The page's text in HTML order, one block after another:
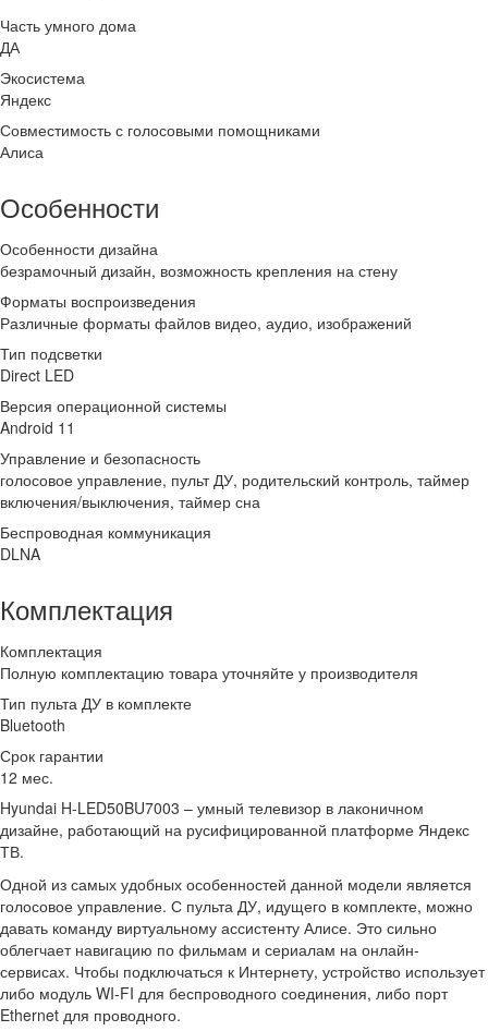
Часть умного дома
ДА
Экосистема
Яндекс
Совместимость с голосовыми помощниками
Алиса
Особенности
Особенности дизайна
безрамочный дизайн, возможность крепления на стену
Форматы воспроизведения
Различные форматы файлов видео, аудио, изображений
Тип подсветки
Direct LED
Версия операционной системы
Android 11
Управление и безопасность
голосовое управление, пульт ДУ, родительский контроль, таймер
включения/выключения, таймер сна
Беспроводная коммуникация
DLNA
Комплектация
Комплектация
Полную комплектацию товара уточняйте у производителя
Тип пульта ДУ в комплекте
Bluetooth
Срок гарантии
12 мес.
Hyundai H-LED50BU7003 – умный телевизор в лаконичном
дизайне, работающий на русифицированной платформе Яндекс
ТВ.
Одной из самых удобных особенностей данной модели является
голосовое управление. С пульта ДУ, идущего в комплекте, можно
давать команду виртуальному ассистенту Алисе. Это сильно
облегчает навигацию по фильмам и сериалам на онлайн-
сервисах. Чтобы подключаться к Интернету, устройство использует
либо модуль WI-FI для беспроводного соединения, либо порт
Ethernet для проводного.